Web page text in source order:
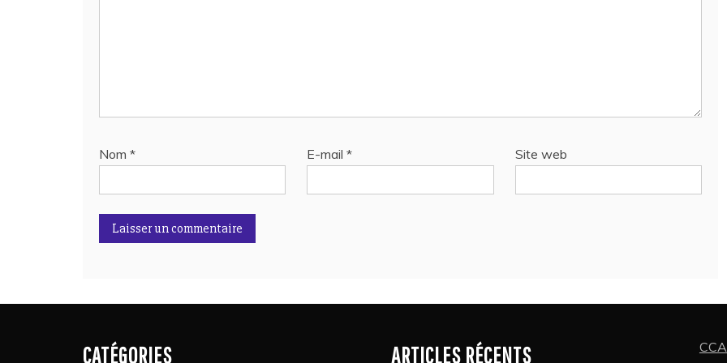
Nom * E-mail* Site web
CATÉGORIES ARTICLES RÉCENTS